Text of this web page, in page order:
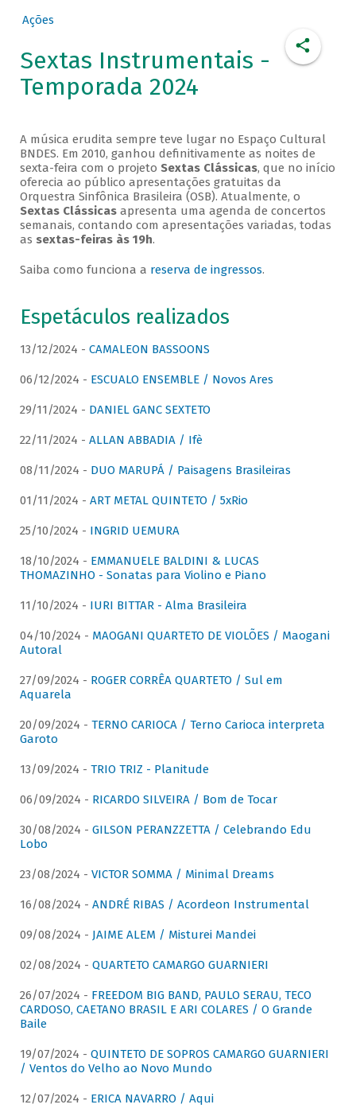
Ações
Sextas Instrumentais -
Temporada 2024
A música erudita sempre teve lugar no Espaço Cultural
BNDES. Em 2010, ganhou definitivamente as noites de
sexta-feira com o projeto Sextas Clássicas, que no início
oferecia ao público apresentações gratuitas da
Orquestra Sinfônica Brasileira (OSB). Atualmente, o
Sextas Clássicasapresenta uma agenda de concertos
semanais, contando com apresentações variadas, todas
as sextas-feiras às 19h.
Saiba como funciona a reserva de ingressos.
Espetáculos realizados
13/12/2024 - CAMALEON BASSOONS
06/12/2024 - ESCUALO ENSEMBLE / Novos Ares
29/11/2024 - DANIEL GANC SEXTETO
22/11/2024 - ALLAN ABBADIA / Ifè
08/11/2024 - DUO MARUPÁ / Paisagens Brasileiras
01/11/2024 - ART METAL QUINTETO / 5xRio
25/10/2024 - INGRID UEMURA
18/10/2024 - EMMANUELE BALDINI & LUCAS
THOMAZINHO - Sonatas para Violino e Piano
11/10/2024 - IURI BITTAR - Alma Brasileira
04/10/2024 - MAOGANI QUARTETO DE VIOLÕES / Maogani
Autoral
27/09/2024 - ROGER CORRÊA QUARTETO / Sul em
Aquarela
20/09/2024 - TERNO CARIOCA / Terno Carioca interpreta
Garoto
13/09/2024 - TRIO TRIZ - Planitude
06/09/2024 - RICARDO SILVEIRA / Bom de Tocar
30/08/2024 - GILSON PERANZZETTA / Celebrando Edu
Lobo
23/08/2024 - VICTOR SOMMA / Minimal Dreams
16/08/2024 - ANDRÉ RIBAS / Acordeon Instrumental
09/08/2024 - JAIME ALEM / Misturei Mandei
02/08/2024 - QUARTETO CAMARGO GUARNIERI
26/07/2024 - FREEDOM BIG BAND, PAULO SERAU, TECO
CARDOSO, CAETANO BRASIL E ARI COLARES / O Grande
Baile
19/07/2024 - QUINTETO DE SOPROS CAMARGO GUARNIERI
/ Ventos do Velho ao Novo Mundo
12/07/2024 - ERICA NAVARRO / Aqui